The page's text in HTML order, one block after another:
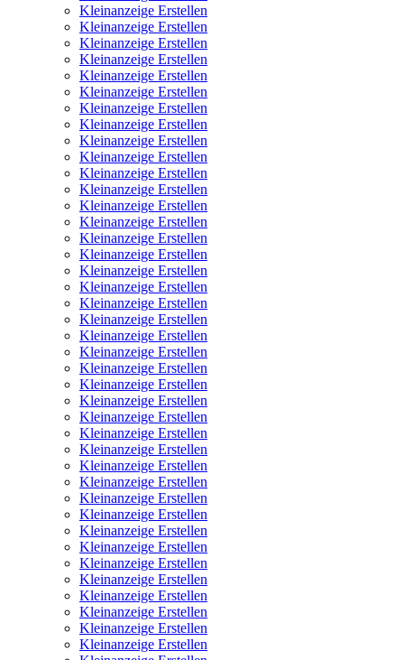
Kleinanzeige Erstellen
Kleinanzeige Erstellen
Kleinanzeige Erstellen
Kleinanzeige Erstellen
Kleinanzeige Erstellen
Kleinanzeige Erstellen
Kleinanzeige Erstellen
Kleinanzeige Erstellen
Kleinanzeige Erstellen
Kleinanzeige Erstellen
Kleinanzeige Erstellen
Kleinanzeige Erstellen
Kleinanzeige Erstellen
Kleinanzeige Erstellen
Kleinanzeige Erstellen
Kleinanzeige Erstellen
Kleinanzeige Erstellen
Kleinanzeige Erstellen
Kleinanzeige Erstellen
Kleinanzeige Erstellen
Kleinanzeige Erstellen
Kleinanzeige Erstellen
Kleinanzeige Erstellen
Kleinanzeige Erstellen
Kleinanzeige Erstellen
Kleinanzeige Erstellen
Kleinanzeige Erstellen
Kleinanzeige Erstellen
Kleinanzeige Erstellen
Kleinanzeige Erstellen
Kleinanzeige Erstellen
Kleinanzeige Erstellen
Kleinanzeige Erstellen
Kleinanzeige Erstellen
Kleinanzeige Erstellen
Kleinanzeige Erstellen
Kleinanzeige Erstellen
Kleinanzeige Erstellen
Kleinanzeige Erstellen
Kleinanzeige Erstellen